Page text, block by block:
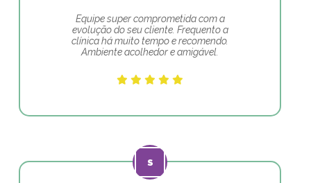
Equipe super comprometida com a
evolução do seu cliente. Frequento a
clínica há muito tempo e recomendo.
Ambiente acolhedor e amigável.